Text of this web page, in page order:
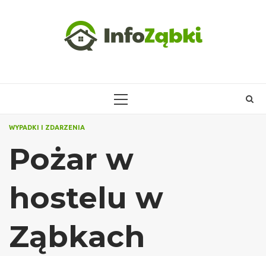
PRIMARY
WYPADKI I ZDARZENIA
Pożar w
hostelu w
Ząbkach